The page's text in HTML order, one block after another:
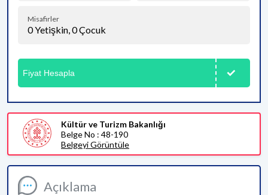
Açıklama
Misafirler
0Yetişkin,0Çocuk
Fiyat Hesapla
Kültür ve Turizm Bakanlığı
Belge No : 48-190
Belgeyi Görüntüle